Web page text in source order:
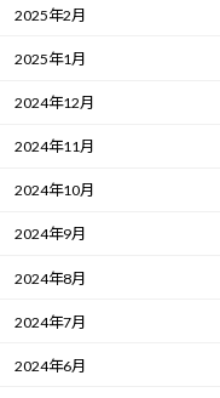
2025年2月
2025年1月
2024年12月
2024年11月
2024年10月
2024年9月
2024年8月
2024年7月
2024年6月